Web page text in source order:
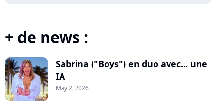
+ de news :
Sabrina ("Boys") en duo avec... une
IA
May 2, 2026